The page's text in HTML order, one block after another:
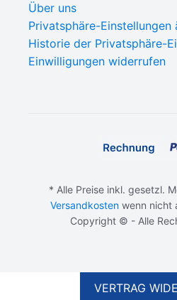
Über uns
Privatsphäre-Einstellungen
Historie der Privatsphäre-
Einwilligungen widerrufen
* Alle Preise inkl. gesetzl.
Versandkosten wenn nicht
Copyright © - Alle
VERTRAG